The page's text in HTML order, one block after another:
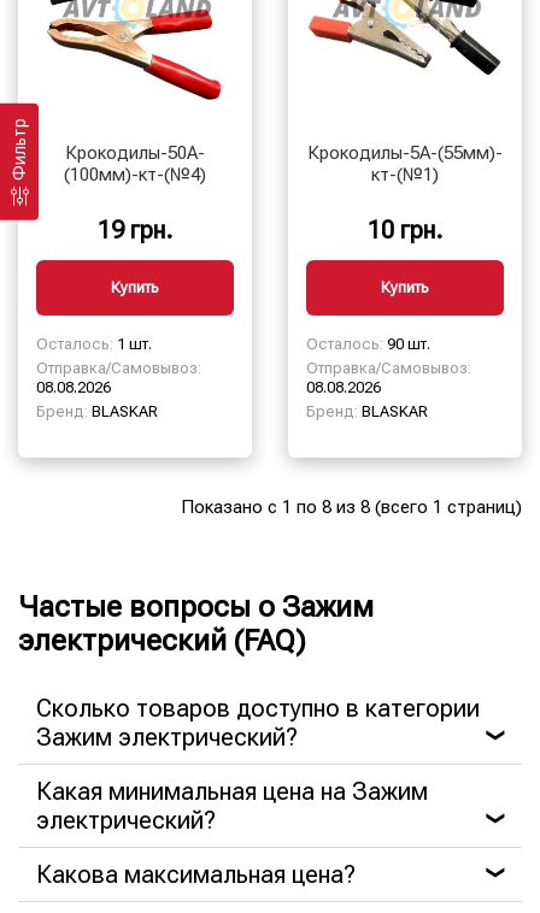
Крокодилы-50А-
(100мм)-кт-(№4)
19 грн.
Купить
Осталось: 1 шт.
Отправка/Самовывоз:
08.08.2026
Бренд: BLASKAR
Крокодилы-5А-(55мм)-
кт-(№1)
10 грн.
Купить
Осталось: 90 шт.
Отправка/Самовывоз:
08.08.2026
Бренд: BLASKAR
Показано с 1 по 8 из 8 (всего 1 страниц)
Частые вопросы о Зажим
электрический (FAQ)
Сколько товаров доступно в категории
Зажим электрический?
❯
Какая минимальная цена на Зажим
электрический?
❯
Какова максимальная цена? ❯
Фильтр